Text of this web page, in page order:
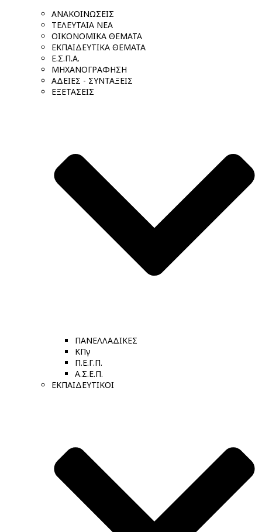
ΑΝΑΚΟΙΝΩΣΕΙΣ
ΤΕΛΕΥΤΑΙΑ ΝΕΑ
ΟΙΚΟΝΟΜΙΚΑ ΘΕΜΑΤΑ
ΕΚΠΑΙΔΕΥΤΙΚΑ ΘΕΜΑΤΑ
Ε.Σ.Π.Α.
ΜΗΧΑΝΟΓΡΑΦΗΣΗ
ΑΔΕΙΕΣ - ΣΥΝΤΑΞΕΙΣ
ΕΞΕΤΑΣΕΙΣ
ΠΑΝΕΛΛΑΔΙΚΕΣ
ΚΠγ
Π.Ε.Γ.Π.
Α.Σ.Ε.Π.
ΕΚΠΑΙΔΕΥΤΙΚΟΙ